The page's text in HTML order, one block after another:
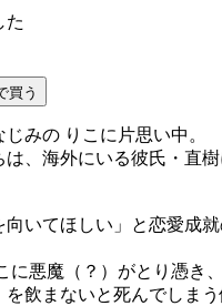
た
買う
みの りこに片思い中。
は、海外にいる彼氏・直
向いてほしい」と恋愛成
に悪魔（？）がとり憑き、
を飲まないと死んでしま